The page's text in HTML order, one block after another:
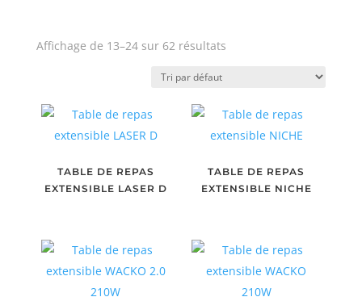
Affichage de 13–24 sur 62 résultats
TABLE DE REPAS
EXTENSIBLE LASER D
TABLE DE REPAS
EXTENSIBLE NICHE